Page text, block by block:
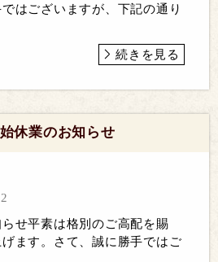
はございますが、下記の通り
続きを見る
休業のお知らせ
せ平素は格別のご高配を賜
ます。さて、誠に勝手ではご